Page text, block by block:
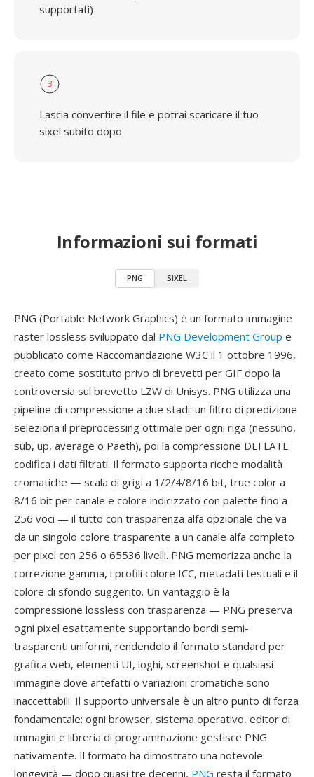
supportati)
3
Lascia convertire il file e potrai scaricare il tuo
sixel subito dopo
Informazioni sui formati
PNG SIXEL
PNG (Portable Network Graphics) è un formato immagine
raster lossless sviluppato dal PNG Development Group e
pubblicato come Raccomandazione W3C il 1 ottobre 1996,
creato come sostituto privo di brevetti per GIF dopo la
controversia sul brevetto LZW di Unisys. PNG utilizza una
pipeline di compressione a due stadi: un filtro di predizione
seleziona il preprocessing ottimale per ogni riga (nessuno,
sub, up, average o Paeth), poi la compressione DEFLATE
codifica i dati filtrati. Il formato supporta ricche modalità
cromatiche — scala di grigi a 1/2/4/8/16 bit, true color a
8/16 bit per canale e colore indicizzato con palette fino a
256 voci — il tutto con trasparenza alfa opzionale che va
da un singolo colore trasparente a un canale alfa completo
per pixel con 256 o 65536 livelli. PNG memorizza anche la
correzione gamma, i profili colore ICC, metadati testuali e il
colore di sfondo suggerito. Un vantaggio è la
compressione lossless con trasparenza — PNG preserva
ogni pixel esattamente supportando bordi semi-
trasparenti uniformi, rendendolo il formato standard per
grafica web, elementi UI, loghi, screenshot e qualsiasi
immagine dove artefatti o variazioni cromatiche sono
inaccettabili. Il supporto universale è un altro punto di forza
fondamentale: ogni browser, sistema operativo, editor di
immagini e libreria di programmazione gestisce PNG
nativamente. Il formato ha dimostrato una notevole
longevità — dopo quasi tre decenni, PNG resta il formato